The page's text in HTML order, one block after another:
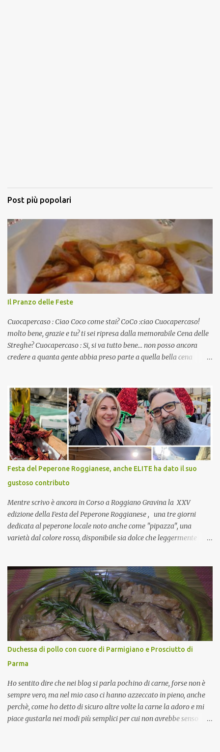
Post più popolari
Il Pranzo delle Feste
Cuocapercaso : Ciao Coco come stai? CoCo :ciao Cuocapercaso!
molto bene, grazie e tu? ti sei ripresa dalla memorabile Cena delle
Streghe? Cuocapercaso : Si, si va tutto bene… non posso ancora
credere a quanta gente abbia preso parte a quella bella cena
pranzo, racconta un po'! Perchè io avrò ospiti e cerco degli spunti...
Cuocapercaso : A dire il vero domenica prossima non preparo
nulla perché vado al Pranzo Aziendale di fine anno organizzato dai
mie capi! CoCo : Pranzo aziendale? Una bella idea! Cuocapercaso :
si, è un modo per riunirsi tutti a fine anno e tirare le somme…
naturalmente mangiando tutti insieme, con grande convivialità!
CoCo : è naturale il cibo, come sappiamo bene, funziona spesso da
collante e anche nel lavoro riesce a creare spesso l’ambiente
favorevole per molte belle opportunità, non trovi? Cuocapercaso :
Si, concordo! …addirittura si dice...
Festa del Peperone Roggianese, anche ELITE ha dato il suo
gustoso contributo
Mentre scrivo è ancora in Corso a Roggiano Gravina la XXV
edizione della Festa del Peperone Roggianese , una tre giorni
dedicata al peperone locale noto anche come "pipazza", una
varietà dal colore rosso, disponibile sia dolce che leggermente
(Pat) della Calabria. Un ingrediente versatile in cucina, utilizzato
fresco o essiccato in ricette della tradizione o in piatti innovativi.
Durante la prima serata dell'evento abbiamo avuto prova della
versatilità di questo ingrediente durante il "2° Concorso
Gastronomico di piatti a base di peperone Roggianese" ideato da
Gina Santagata , presidente dell'associazione Mongolfiera, che ha
visto coinvolte tante associazioni attive sul territorio che hanno
voluto partecipare presentando un loro piatto a base di peperone.
Da giurata del concorso insieme agli chef Francesco Luci e ...
Duchessa di pollo con cuore di Parmigiano e Prosciutto di
Parma
Ho sentito dire che nei blog si parla pochino di carne, forse non è
sempre vero, ma nel mio caso ci hanno azzeccato in pieno, anche
perchè, come ho detto di sicuro altre volte la carne la adoro e mi
piace gustarla nei modi più semplici per cui non avrebbe senso